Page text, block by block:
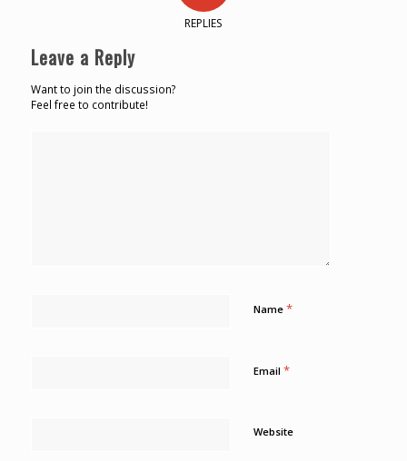
REPLIES
Leave a Reply
Want to join the discussion?
Feel free to contribute!
Name *
Email *
Website